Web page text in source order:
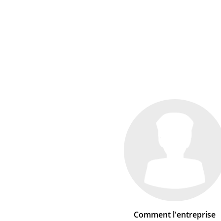
Comment l'entreprise